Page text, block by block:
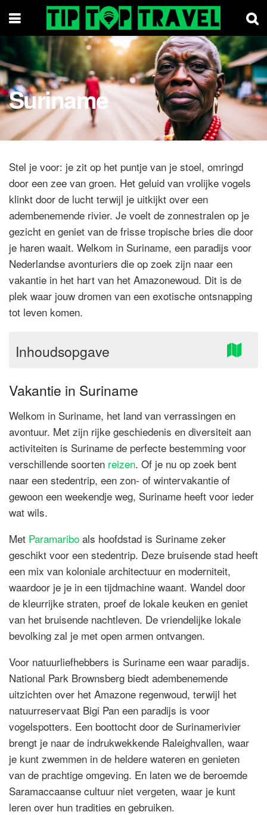
Suriname
Stel je voor: je zit op het puntje van je stoel, omringd
door een zee van groen. Het geluid van vrolijke vogels
klinkt door de lucht terwijl je uitkijkt over een
adembenemende rivier. Je voelt de zonnestralen op je
gezicht en geniet van de frisse tropische bries die door
je haren waait. Welkom in Suriname, een paradijs voor
Nederlandse avonturiers die op zoek zijn naar een
vakantie in het hart van het Amazonewoud. Dit is de
plek waar jouw dromen van een exotische ontsnapping
tot leven komen.
Inhoudsopgave
Vakantie in Suriname
Welkom in Suriname, het land van verrassingen en
avontuur. Met zijn rijke geschiedenis en diversiteit aan
activiteiten is Suriname de perfecte bestemming voor
verschillende soorten reizen. Of je nu op zoek bent
naar een stedentrip, een zon- of wintervakantie of
gewoon een weekendje weg, Suriname heeft voor ieder
wat wils.
Met Paramaribo als hoofdstad is Suriname zeker
geschikt voor een stedentrip. Deze bruisende stad heeft
een mix van koloniale architectuur en moderniteit,
waardoor je je in een tijdmachine waant. Wandel door
de kleurrijke straten, proef de lokale keuken en geniet
van het bruisende nachtleven. De vriendelijke lokale
bevolking zal je met open armen ontvangen.
Voor natuurliefhebbers is Suriname een waar paradijs.
National Park Brownsberg biedt adembenemende
uitzichten over het Amazone regenwoud, terwijl het
natuurreservaat Bigi Pan een paradijs is voor
vogelspotters. Een boottocht door de Surinamerivier
brengt je naar de indrukwekkende Raleighvallen, waar
je kunt zwemmen in de heldere wateren en genieten
van de prachtige omgeving. En laten we de beroemde
Saramaccaanse cultuur niet vergeten, waar je kunt
leren over hun tradities en gebruiken.